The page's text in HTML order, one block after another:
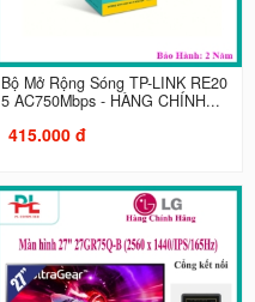
Bộ Mở Rộng Sóng TP-LINK RE20
5 AC750Mbps - HÀNG CHÍNH...
415.000 đ